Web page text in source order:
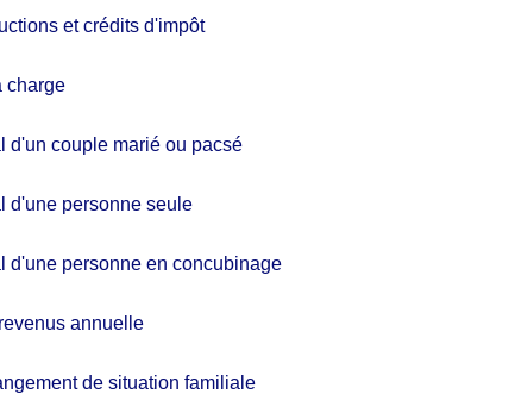
et crédits d'impôt
charge
d'un couple marié ou pacsé
d'une personne seule
d'une personne en concubinage
annuelle
de situation familiale